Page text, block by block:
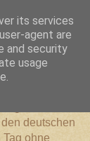
deutschen
ohne
its services
agent are
and security
usage